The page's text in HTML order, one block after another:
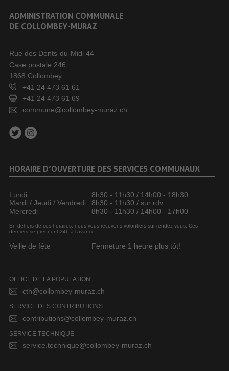
ADMINISTRATION COMMUNALE
DE COLLOMBEY-MURAZ
Rue des Dents-du-Midi 44
Case postale 246
1868 Collombey
+41 24 473 61 61
+41 24 473 61 69
commune@collombey-muraz.ch
HORAIRE D’OUVERTURE DES SERVICES COMMUNAUX
Lundi
8h30 - 11h30 / 14h00 - 18h30
Mardi / Jeudi / Vendredi
8h30 - 11h30 / sur rdv
Mercredi
8h30 - 11h30 / 14h00 - 17h00
En dehors de ces horaires, nous vous recevons volontiers sur rendez-vous. Ces
derniers se prennent 24h à l’avance.
Veille de fête Fermeture 1 heure plus tôt!
OFFICE DE LA POPULATION
cth@collombey-muraz.ch
SERVICE DES CONTRIBUTIONS
contributions@collombey-muraz.ch
SERVICE TECHNIQUE
service.technique@collombey-muraz.ch